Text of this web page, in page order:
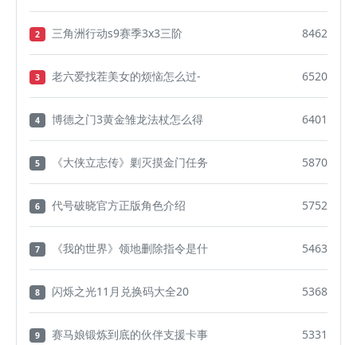
2 三角洲行动s9赛季3x3三阶 8462
3 老六爱找茬美女的烦恼怎么过- 6520
4 博德之门3黄金雏龙法杖怎么得 6401
5 《大侠立志传》剿灭摸金门任务 5870
6 代号破晓官方正版角色介绍 5752
7 《我的世界》领地删除指令是什 5463
8 闪烁之光11月兑换码大全20 5368
9 赛马娘锻炼到底的伙伴支援卡事 5331